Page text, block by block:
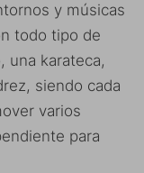
y músicas
todo tipo de
una karateca,
siendo cada
varios
para